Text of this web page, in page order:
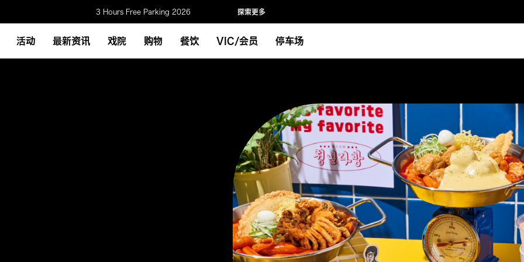
3 Hours Free Parking 2026 探索更多
活动 最新资讯 戏院 购物 餐饮 VIC/会员 停车场